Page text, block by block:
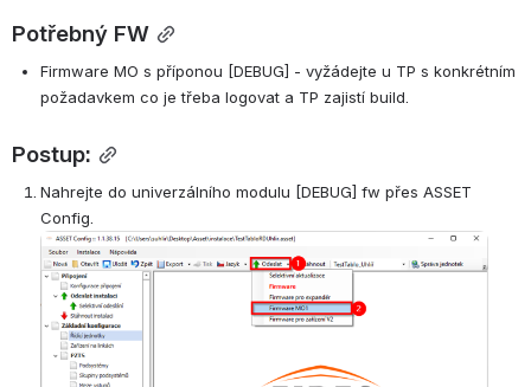
Potřebný FW
Firmware MO s příponou [DEBUG] - vyžádejte u TP s konkrétním
požadavkem co je třeba logovat a TP zajistí build.
Postup:
Nahrejte do univerzálního modulu [DEBUG] fw přes ASSET
Config.
Open